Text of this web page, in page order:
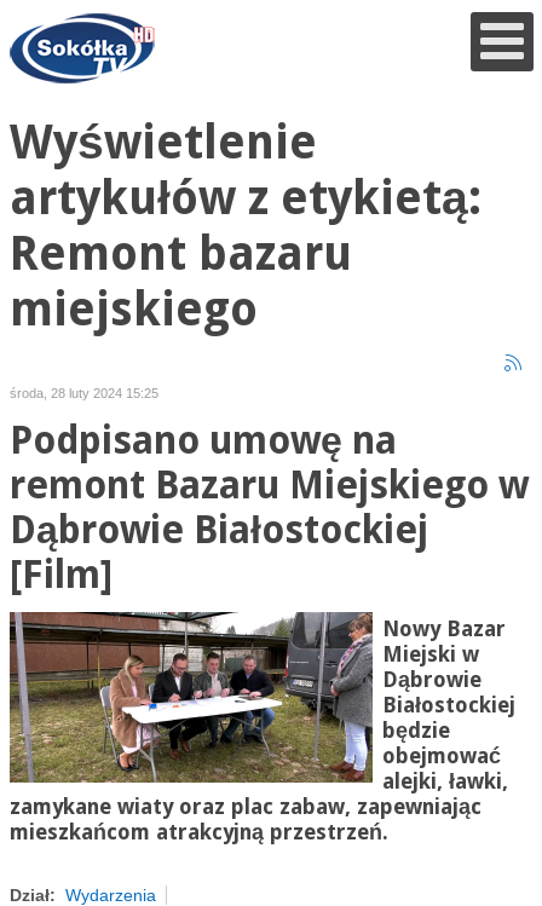
Wyświetlenie
artykułów z etykietą:
Remont bazaru
miejskiego
środa, 28 luty 2024 15:25
Podpisano umowę na
remont Bazaru Miejskiego w
Dąbrowie Białostockiej
[Film]
Nowy Bazar
Miejski w
Dąbrowie
Białostockiej
będzie
obejmować
alejki, ławki,
zamykane wiaty oraz plac zabaw, zapewniając
mieszkańcom atrakcyjną przestrzeń.
Dział: Wydarzenia